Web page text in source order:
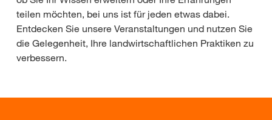
teilen möchten, bei uns ist für jeden etwas dabei.
Entdecken Sie unsere Veranstaltungen und nutzen Sie
die Gelegenheit, Ihre landwirtschaftlichen Praktiken zu
verbessern.